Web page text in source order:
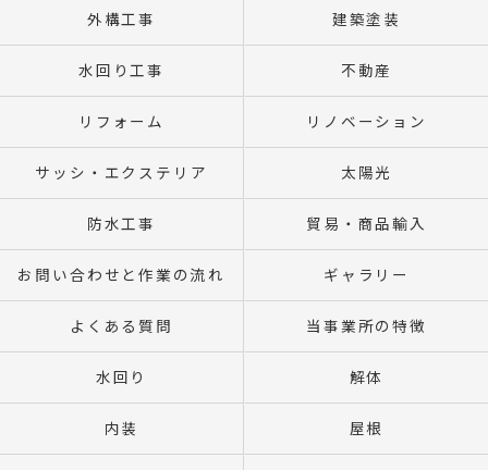
外構工事 建築塗装
水回り工事 不動産
リフォーム リノベーション
サッシ・エクステリア 太陽光
防水工事 貿易・商品輸入
お問い合わせと作業の流れ ギャラリー
よくある質問 当事業所の特徴
水回り 解体
内装 屋根